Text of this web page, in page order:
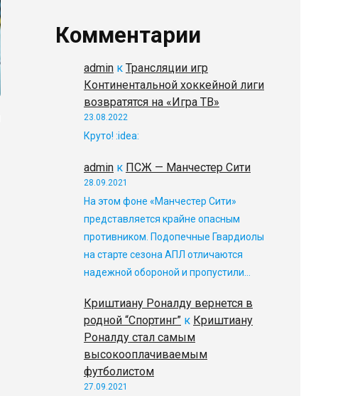
Комментарии
admin к Трансляции игр
Континентальной хоккейной лиги
возвратятся на «Игра ТВ»
23.08.2022
Круто! :idea:
admin к ПСЖ — Манчестер Сити
28.09.2021
На этом фоне «Манчестер Сити»
представляется крайне опасным
противником. Подопечные Гвардиолы
на старте сезона АПЛ отличаются
надежной обороной и пропустили…
Криштиану Роналду вернется в
родной “Спортинг” к Криштиану
Роналду стал самым
высокооплачиваемым
футболистом
27.09.2021